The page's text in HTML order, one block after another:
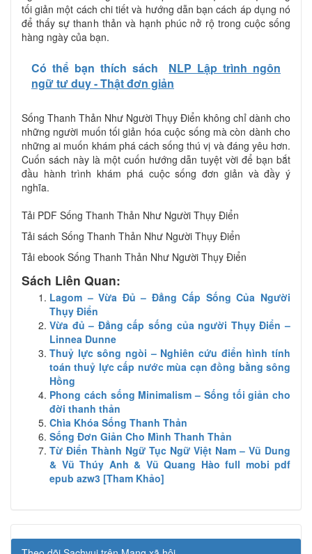
tối giản một cách chi tiết và hướng dẫn bạn cách áp dụng nó
để thấy sự thanh thản và hạnh phúc nở rộ trong cuộc sống
hàng ngày của bạn.
Có thể bạn thích sách
NLP Lập trình ngôn
ngữ tư duy - Thật đơn giản
Sống Thanh Thản Như Người Thụy Điển không chỉ dành cho
những người muốn tối giản hóa cuộc sống mà còn dành cho
những ai muốn khám phá cách sống thú vị và đáng yêu hơn.
Cuốn sách này là một cuốn hướng dẫn tuyệt vời để bạn bắt
đầu hành trình khám phá cuộc sống đơn giản và đầy ý
nghĩa.
Tải PDF Sống Thanh Thản Như Người Thụy Điển
Tải sách Sống Thanh Thản Như Người Thụy Điển
Tải ebook Sống Thanh Thản Như Người Thụy Điển
Sách Liên Quan:
Lagom – Vừa Đủ – Đẳng Cấp Sống Của Người
Thụy Điển
Vừa đủ – Đẳng cấp sống của người Thụy Điển –
Linnea Dunne
Thuỷ lực sông ngòi – Nghiên cứu điển hình tính
toán thuỷ lực cấp nước mùa cạn đồng bằng sông
Hồng
Phong cách sống Minimalism – Sống tối giản cho
đời thanh thản
Chìa Khóa Sống Thanh Thản
Sống Đơn Giản Cho Mình Thanh Thản
Từ Điển Thành Ngữ Tục Ngữ Việt Nam – Vũ Dung
& Vũ Thúy Anh & Vũ Quang Hào full mobi pdf
epub azw3 [Tham Khảo]